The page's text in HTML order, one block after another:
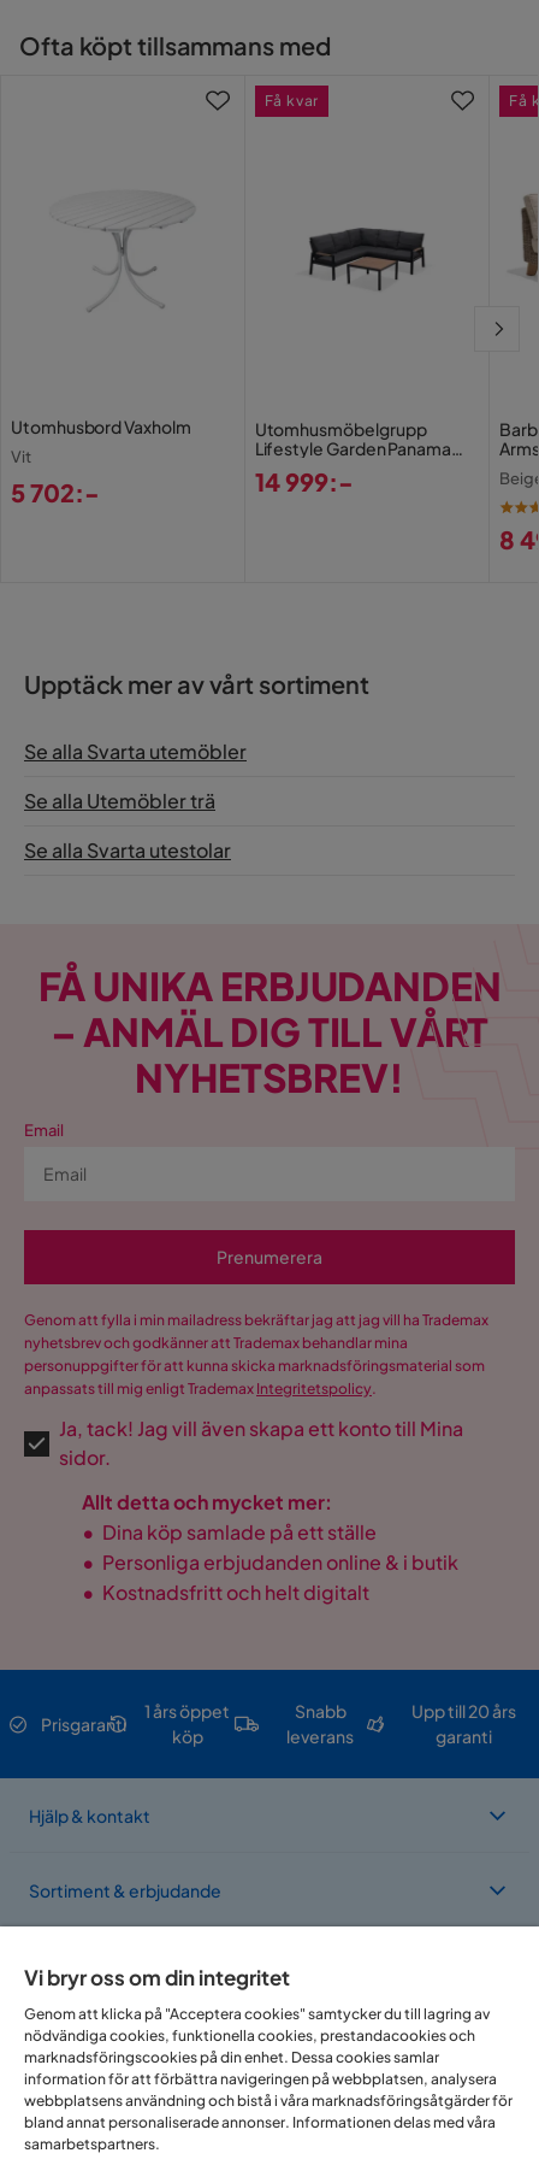
Serie DELPINO
Ofta köpt tillsammans med
Utomhusbord Vaxholm
Vit
5 702:-
Utomhusmöbelgrupp
Lifestyle Garden Panama
14 999:-
Få kvar
8
Få
Upptäck mer av vårt sortiment
Se alla Svarta utemöbler
Se alla Utemöbler trä
Se alla Svarta utestolar
FÅ UNIKA ERBJUDANDEN
– ANMÄL DIG TILL VÅRT
NYHETSBREV!
Email
Prenumerera
Genom att fylla i min mailadress bekräftar jag att jag vill ha Trademax
nyhetsbrev och godkänner att Trademax behandlar mina
personuppgifter för att kunna skicka marknadsföringsmaterial som
anpassats till mig enligt Trademax Integritetspolicy.
Ja, tack! Jag vill även skapa ett konto till Mina
sidor.
Allt detta och mycket mer:
• Dina köp samlade på ett ställe
• Personliga erbjudanden online & i butik
• Kostnadsfritt och helt digitalt
Prisgaranti
1 års öppet
köp
Snabb
leverans
Upp till 20 års
garanti
Hjälp & kontakt
Sortiment & erbjudande
Om Trademax
Vi finns i flera länder
Vi bryr oss om din integritet
Genom att klicka på "Acceptera cookies" samtycker du till lagring av
nödvändiga cookies, funktionella cookies, prestandacookies och
marknadsföringscookies på din enhet. Dessa cookies samlar
information för att förbättra navigeringen på webbplatsen, analysera
webbplatsens användning och bistå i våra marknadsföringsåtgärder för
bland annat personaliserade annonser. Informationen delas med våra
samarbetspartners.